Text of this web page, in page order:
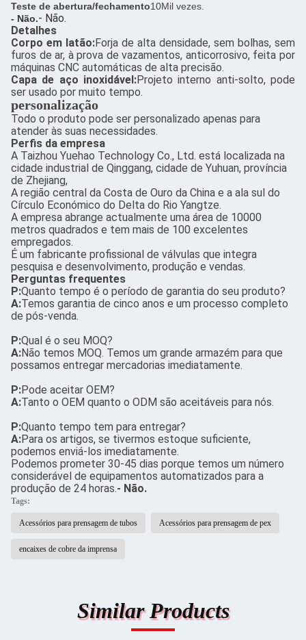
Teste de abertura/fechamento10Mil vezes.
- Não.- Não.
Detalhes
Corpo em latão:Forja de alta densidade, sem bolhas, sem
furos de ar, à prova de vazamentos, anticorrosivo, feita por
máquinas CNC automáticas de alta precisão.
Capa de aço inoxidável:Projeto interno anti-solto, pode
ser usado por muito tempo.
personalização
Todo o produto pode ser personalizado apenas para
atender às suas necessidades.
Perfis da empresa
A Taizhou Yuehao Technology Co., Ltd. está localizada na
cidade industrial de Qinggang, cidade de Yuhuan, província
de Zhejiang,
A região central da Costa de Ouro da China e a ala sul do
Círculo Económico do Delta do Rio Yangtze.
A empresa abrange actualmente uma área de 10000
metros quadrados e tem mais de 100 excelentes
empregados.
É um fabricante profissional de válvulas que integra
pesquisa e desenvolvimento, produção e vendas.
Perguntas frequentes
P:Quanto tempo é o período de garantia do seu produto?
A:Temos garantia de cinco anos e um processo completo
de pós-venda.
P:Qual é o seu MOQ?
A:Não temos MOQ. Temos um grande armazém para que
possamos entregar mercadorias imediatamente.
P:Pode aceitar OEM?
A:Tanto o OEM quanto o ODM são aceitáveis para nós.
P:Quanto tempo tem para entregar?
A:Para os artigos, se tivermos estoque suficiente,
podemos enviá-los imediatamente.
Podemos prometer 30-45 dias porque temos um número
considerável de equipamentos automatizados para a
produção de 24 horas.- Não.
Tags:
Acessórios para prensagem de tubos Acessórios para prensagem de pex
encaixes de cobre da imprensa
Similar Products